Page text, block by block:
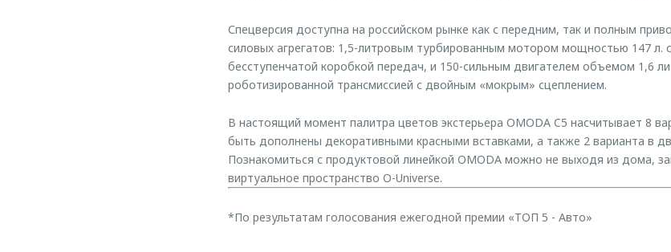
Спецверсия доступна на российском рынке как с передним, так и полным
силовых агрегатов: 1,5-литровым турбированным мотором мощностью 147 л.
бесступенчатой коробкой передач, и 150-сильным двигателем объемом 1,6
роботизированной трансмиссией с двойным «мокрым» сцеплением.
В настоящий момент палитра цветов экстерьера OMODA C5 насчитывает 8
быть дополнены декоративными красными вставками, а также 2 варианта в
Познакомиться с продуктовой линейкой OMODA можно не выходя из дома,
виртуальное пространство O-Universe.
*По результатам голосования ежегодной премии «ТОП 5 - Авто»